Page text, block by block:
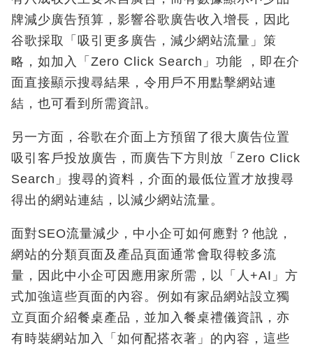
牌減少廣告預算，影響谷歌廣告收入增長，因此
谷歌採取「吸引更多廣告，減少網站流量」策
略，如加入「Zero Click Search」功能 ，即在介
面直接顯示搜尋結果，令用戶不用點擊網站連
結，也可看到所需資訊。
另一方面，谷歌在介面上方預留了很大廣告位置
吸引客戶投放廣告，而廣告下方則放「Zero Click
Search」搜尋的資料，介面的最低位置才放搜尋
得出的網站連結，以減少網站流量。
面對SEO流量減少，中小企可如何應對？他說，
網站的分類頁面及產品頁面通常會取得較多流
量，因此中小企可因應用家所需，以「人+AI」方
式加強這些頁面的內容。例如有家品網站設立獨
立頁面介紹餐桌產品，並加入餐桌禮儀資訊，亦
有時裝網站加入「如何配搭衣著」的內容，這些